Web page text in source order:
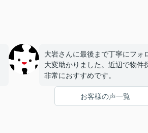
大岩さんに最後まで丁寧にフォ
大変助かりました。近辺で物件
非常におすすめです。
お客様の声一覧